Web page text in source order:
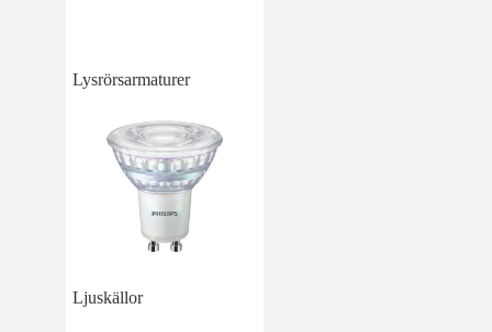
Lysrörsarmaturer
Ljuskällor